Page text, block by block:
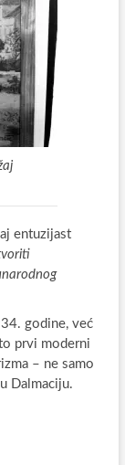
entuzijast
godine, već
prvi moderni
– ne samo
Dalmaciju.